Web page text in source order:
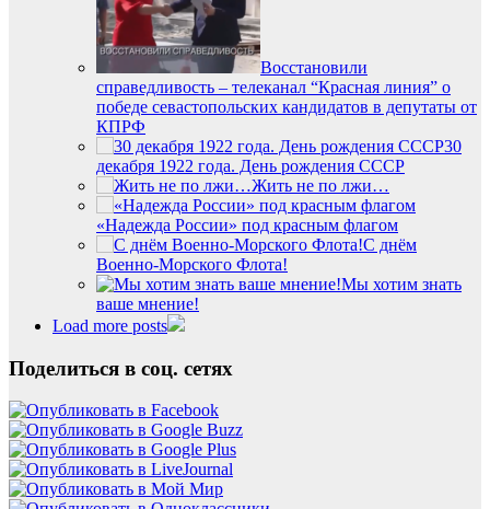
Восстановили
справедливость – телеканал “Красная линия” о
победе севастопольских кандидатов в депутаты от
КПРФ
30
декабря 1922 года. День рождения СССР
Жить не по лжи…
«Надежда России» под красным флагом
С днём
Военно-Морского Флота!
Мы хотим знать
ваше мнение!
Load more posts
Поделиться в соц. сетях